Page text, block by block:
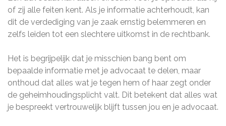
of zij alle feiten kent. Als je informatie achterhoudt, kan
dit de verdediging van je zaak ernstig belemmeren en
zelfs leiden tot een slechtere uitkomst in de rechtbank.
Het is begrijpelijk dat je misschien bang bent om
bepaalde informatie met je advocaat te delen, maar
onthoud dat alles wat je tegen hem of haar zegt onder
de geheimhoudingsplicht valt. Dit betekent dat alles wat
je bespreekt vertrouwelijk blijft tussen jou en je advocaat.